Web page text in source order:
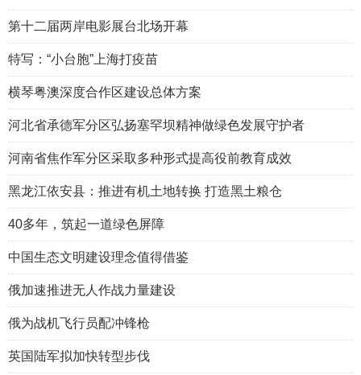
第十二届两岸电影展台北场开幕
特写：“小台胞”上海打疫苗
横琴粤澳深度合作区建设总体方案
河北省承德军分区弘扬塞罕坝精神做绿色发展守护者
河南省焦作军分区采取多种形式提高役前教育成效
黑龙江依安县：推进有机土地转换 打造黑土粮仓
40多年，筑起一道绿色屏障
中国生态文明建设理念值得借鉴
俄加速推进无人作战力量建设
俄为战机飞行员配冲锋枪
英国陆军拟加快转型步伐